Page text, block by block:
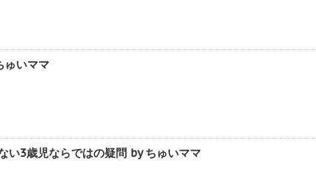
ゅいママ
い3歳児ならではの疑問 by ちゅいママ